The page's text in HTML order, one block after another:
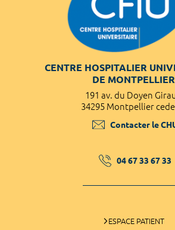
CENTRE HOSPITALIER
DE MONTPELLIER
191 av. du Doyen
34295 Montpellier
Contacter le
04 67 33 67 33
ESPACE PATIENT